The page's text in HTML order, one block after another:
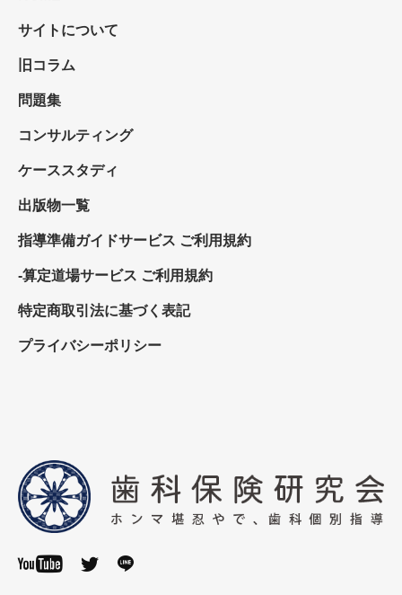
サイトについて
旧コラム
問題集
コンサルティング
ケーススタディ
出版物一覧
指導準備ガイドサービス ご利用規約
-算定道場サービス ご利用規約
特定商取引法に基づく表記
プライバシーポリシー